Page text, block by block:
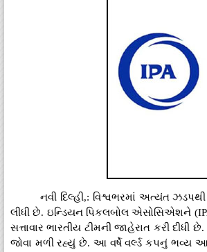
નવી દિલ્હી,: વિશ્વભરમાં અત્યંત
લીધી છે. ઇન્ડિયન પિકલબોલ એસોસિએશને
સત્તાવાર ભારતીય ટીમની જાહેરાત કરી
જોવા મળી રહ્યું છે. આ વર્ષે વર્લ્ડ કપનું ભવ્ય